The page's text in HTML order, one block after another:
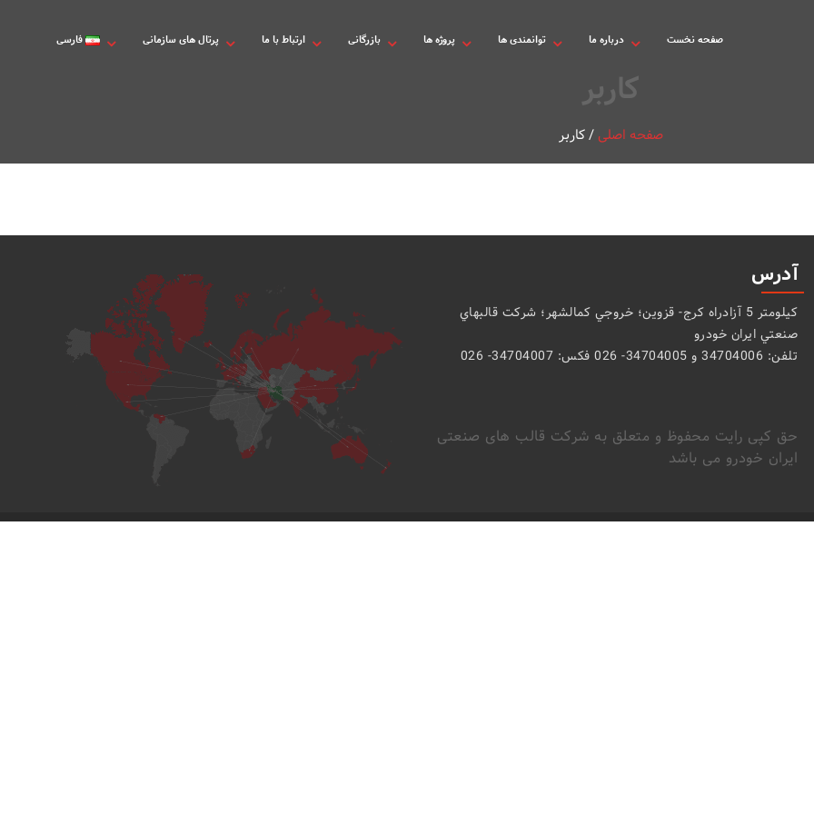
صفحه نخست درباره ما توانمندی ها پروژه ها بازرگانی ارتباط با ما پرتال های سازمانی فارسی
کاربر
صفحه اصلی/کاربر
آدرس
كيلومتر 5 آزادراه كرج- قزوين؛ خروجي كمالشهر؛ شركت قالبهاي
صنعتي ايران خودرو
تلفن: 34704006 و 34704005- 026 فکس: 34704007- 026
حق کپی رایت محفوظ و متعلق به شرکت قالب های صنعتی
ایران خودرو می باشد